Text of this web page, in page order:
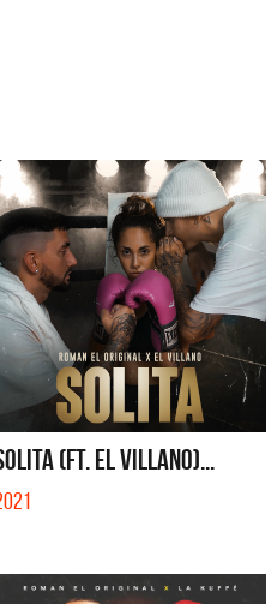
(FT. EL VILLANO)...